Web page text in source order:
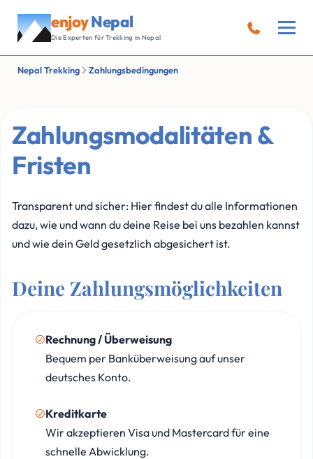
enjoyNepal
Die Experten für Trekking in Nepal
Nepal Trekking Zahlungsbedingungen
Zahlungsmodalitäten &
Fristen
Transparent und sicher: Hier findest du alle Informationen
dazu, wie und wann du deine Reise bei uns bezahlen kannst
und wie dein Geld gesetzlich abgesichert ist.
Deine Zahlungsmöglichkeiten
Rechnung / Überweisung
Bequem per Banküberweisung auf unser
deutsches Konto.
Kreditkarte
Wir akzeptieren Visa und Mastercard für eine
schnelle Abwicklung.